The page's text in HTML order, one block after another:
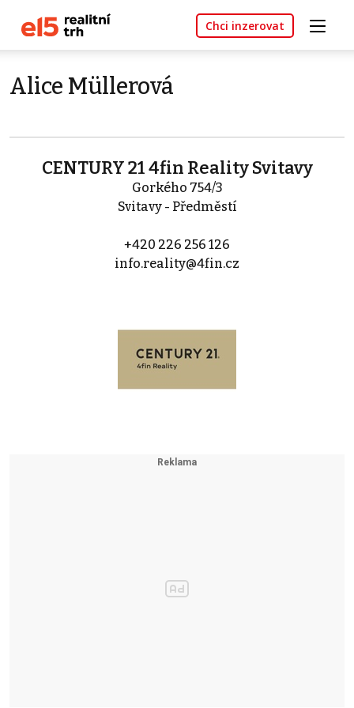
Chci inzerovat
Alice Müllerová
CENTURY 21 4fin Reality Svitavy
Gorkého 754/3
Svitavy - Předměstí
+420 226 256 126
info.reality@4fin.cz